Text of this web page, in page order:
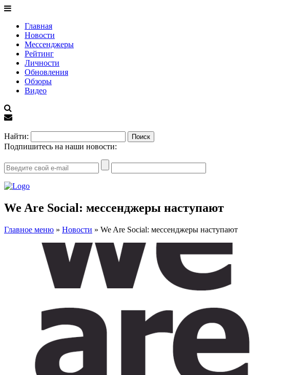
Главная
Новости
Мессенджеры
Рейтинг
Личности
Обновления
Обзоры
Видео
Найти:
Подпишитесь на наши новости:
We Are Social: мессенджеры наступают
Главное меню » Новости » We Are Social: мессенджеры наступают